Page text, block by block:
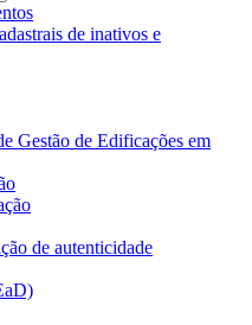
de inativos e
Gestão de Edificações em
de autenticidade